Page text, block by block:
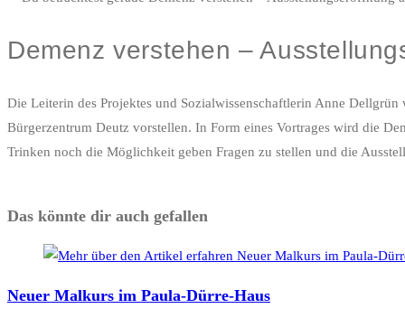
Demenz verstehen –
Die Leiterin des Projektes und Sozialwissenschaftlerin Anne
Bürgerzentrum Deutz vorstellen. In Form eines Vortrages wird die
Trinken noch die Möglichkeit geben Fragen zu stellen und die
Das könnte dir auch gefallen
Neuer Malkurs im Paula-Dürre-Haus